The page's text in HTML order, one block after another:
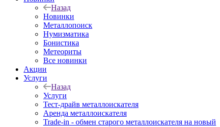
Назад
Новинки
Металлопоиск
Нумизматика
Бонистика
Метеориты
Все новинки
Акции
Услуги
Назад
Услуги
Тест-драйв металлоискателя
Аренда металлоискателя
Trade-in - обмен старого металлоискателя на новый